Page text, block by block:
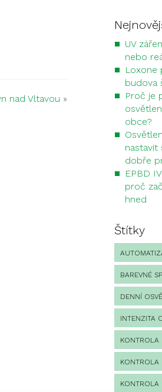
nad Vltavou »
UV
nebo
Loxone
budova
Proč je
obce?
nastavit
dobře
EPBD
proč
hned
Štítky
BAREVNÉ
DENNÍ
INTENZITA
KONTROLA
KONTROLA
KONTROLA